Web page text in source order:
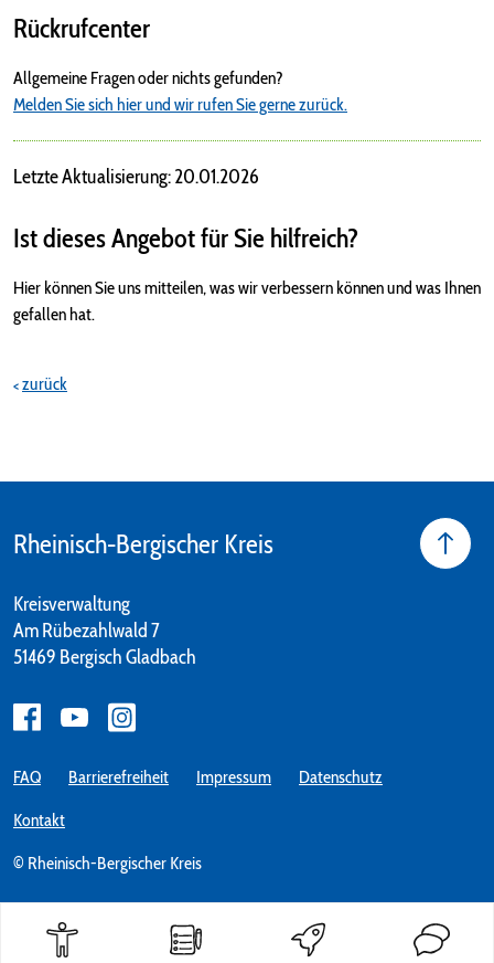
Rückrufcenter
Allgemeine Fragen oder nichts gefunden?
Melden Sie sich hier und wir rufen Sie gerne zurück.
Letzte Aktualisierung: 20.01.2026
Ist dieses Angebot für Sie hilfreich?
Hier können Sie uns mitteilen, was wir verbessern können und was Ihnen
gefallen hat.
zurück
Rheinisch-Bergischer Kreis
Kreisverwaltung
Am Rübezahlwald 7
51469 Bergisch Gladbach
© Rheinisch-Bergischer Kreis
FAQ Barrierefreiheit Impressum Datenschutz
Kontakt